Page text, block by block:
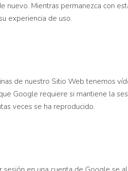
nuevo. Mientras permanezca con
experiencia de uso.
de nuestro Sitio Web tenemos
Google requiere si mantiene la
veces se ha reproducido.